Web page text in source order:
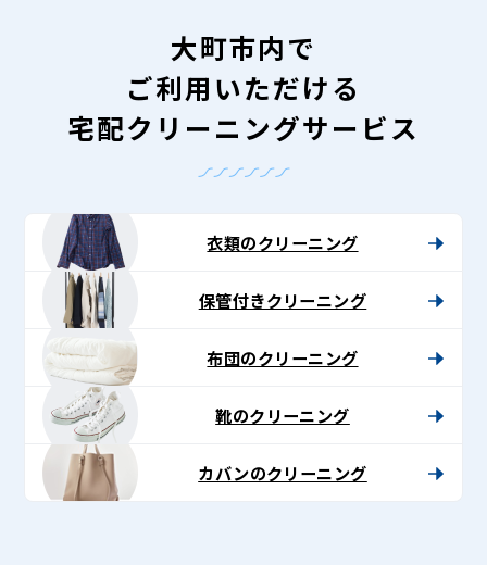
ト〉
大町市内で
ご利用いただける
宅配クリーニングサービス
衣類のクリーニング
保管付きクリーニング
布団のクリーニング
靴のクリーニング
カバンのクリーニング